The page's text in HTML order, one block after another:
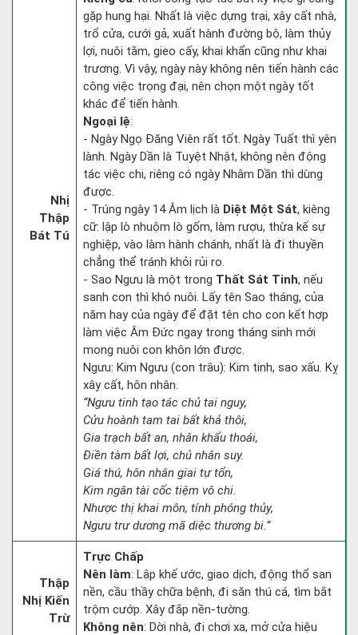
Nhị
Thập
Bát Tú
gặp hung hại. Nhất là việc dựng trại, xây cất nhà,
trổ cửa, cưới gả, xuất hành đường bộ, làm thủy
lợi, nuôi tằm, gieo cấy, khai khẩn cũng như khai
trương. Vì vậy, ngày này không nên tiến hành các
công việc trọng đại, nên chọn một ngày tốt
khác để tiến hành.
Ngoại lệ:
- Ngày Ngọ Đăng Viên rất tốt. Ngày Tuất thì yên
lành. Ngày Dần là Tuyệt Nhật, không nên động
tác việc chi, riêng có ngày Nhâm Dần thì dùng
được.
- Trúng ngày 14 Âm lịch là Diệt Một Sát, kiêng
cữ: lập lò nhuộm lò gốm, làm rượu, thừa kế sự
nghiệp, vào làm hành chánh, nhất là đi thuyền
chẳng thể tránh khỏi rủi ro.
- Sao Ngưu là một trong Thất Sát Tinh, nếu
sanh con thì khó nuôi. Lấy tên Sao tháng, của
năm hay của ngày để đặt tên cho con kết hợp
làm việc Âm Đức ngay trong tháng sinh mới
mong nuôi con khôn lớn được.
Ngưu: Kim Ngưu (con trâu): Kim tinh, sao xấu. Kỵ
xây cất, hôn nhân.
“Ngưu tinh tạo tác chủ tai nguy,
Cửu hoành tam tai bất khả thôi,
Gia trạch bất an, nhân khẩu thoái,
Điền tàm bất lợi, chủ nhân suy.
Giá thú, hôn nhân giai tự tổn,
Kim ngân tài cốc tiệm vô chi.
Nhược thị khai môn, tính phóng thủy,
Ngưu trư dương mã diệc thương bi.”
Thập
Nhị Kiến
Trừ
Trực Chấp
Nên làm: Lập khế ước, giao dịch, động thổ san
nền, cầu thầy chữa bệnh, đi săn thú cá, tìm bắt
trộm cướp. Xây đắp nền-tường.
Không nên: Dời nhà, đi chơi xa, mở cửa hiệu